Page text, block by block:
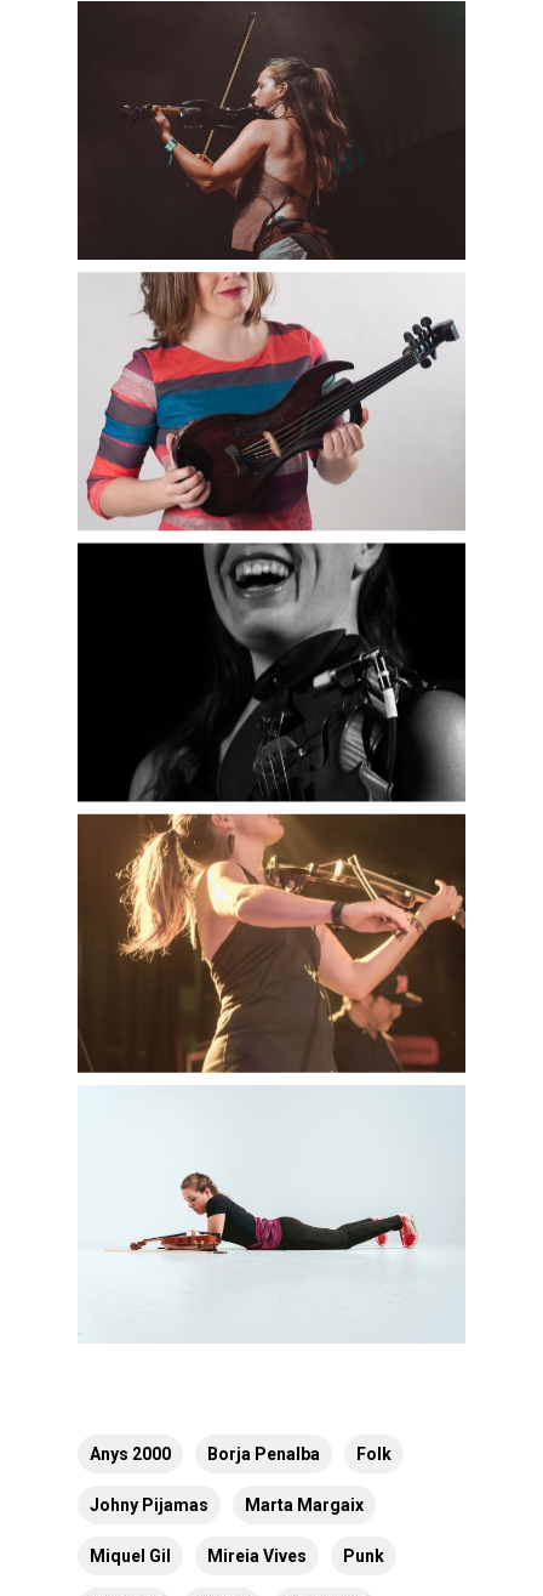
Anys 2000 Borja Penalba Folk
Johny Pijamas Marta Margaix
Miquel Gil Mireia Vives Punk